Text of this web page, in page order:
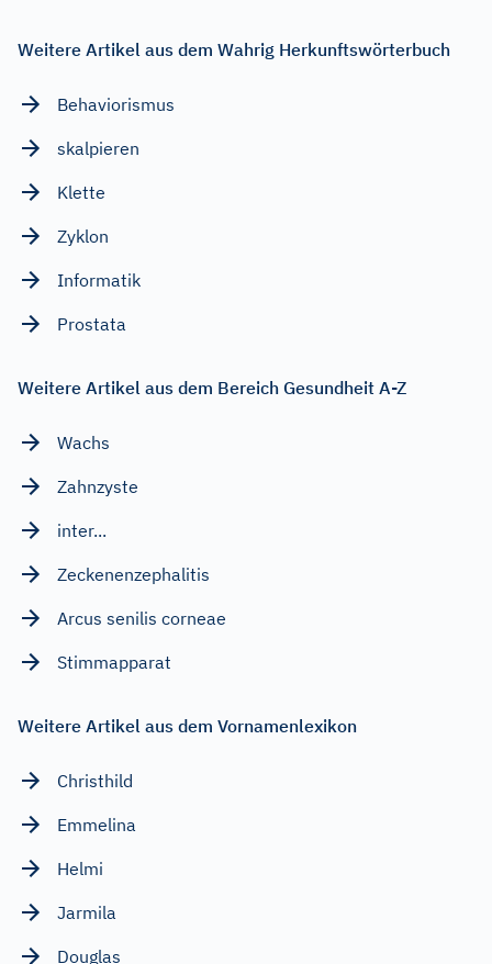
Weitere Artikel aus dem Wahrig Herkunftswörterbuch
Behaviorismus
skalpieren
Klette
Zyklon
Informatik
Prostata
Weitere Artikel aus dem Bereich Gesundheit A-Z
Wachs
Zahnzyste
inter...
Zeckenenzephalitis
Arcus senilis corneae
Stimmapparat
Weitere Artikel aus dem Vornamenlexikon
Christhild
Emmelina
Helmi
Jarmila
Douglas